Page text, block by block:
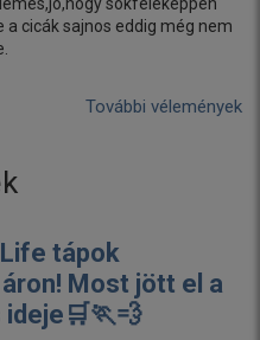
a cicák sajnos eddig még nem
További vélemények
tápok
Most jött el a
ideje🛒🏃💨